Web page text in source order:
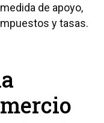
de apoyo,
y tasas.